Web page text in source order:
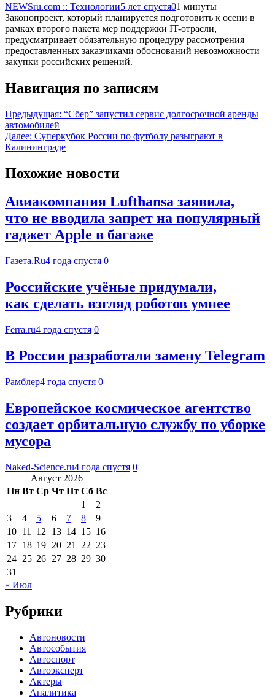
NEWSru.com :: Технологии5 лет спустя01 минуты
Законопроект, который планируется подготовить к осени в
рамках второго пакета мер поддержки IT-отрасли,
предусматривает обязательную процедуру рассмотрения
предоставленных заказчиками обоснований невозможности
закупки российских решений.
Навигация по записям
Предыдущая: “Сбер” запустил сервис долгосрочной аренды
автомобилей
Далее: Суперкубок России по футболу разыграют в
Калининграде
Похожие новости
Авиакомпания Lufthansa заявила,
что не вводила запрет на популярный
гаджет Apple в багаже
Газета.Ru4 года спустя 0
Российские учёные придумали,
как сделать взгляд роботов умнее
Ferra.ru4 года спустя 0
В России разработали замену Telegram
Рамблер4 года спустя 0
Европейское космическое агентство
создает орбитальную службу по уборке
мусора
Naked-Science.ru4 года спустя 0
Август 2026
Пн Вт Ср Чт Пт Сб Вс
1
2
3
4 5 6 7 8
9
10 11 12 13 14 15 16
17 18 19 20 21 22 23
24 25 26 27 28 29 30
31
« Июл
Рубрики
Автоновости
Автособытия
Автоспорт
Автоэксперт
Актеры
Аналитика